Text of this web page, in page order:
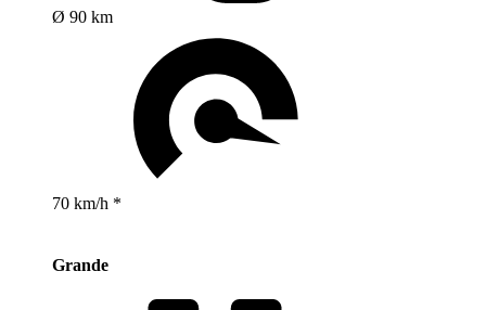
Ø 90 km
70 km/h *
Grande